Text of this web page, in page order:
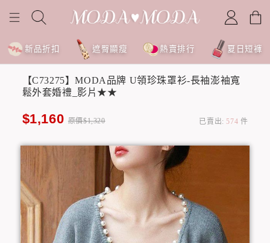
新品折扣 遮臀顯瘦 熱賣排行 夏日短褲
【C73275】MODA品牌 U領珍珠罩衫-長袖澎袖寬
鬆外套婚禮_影片★★
$1,160 原價$1,320 已賣出: 574 件